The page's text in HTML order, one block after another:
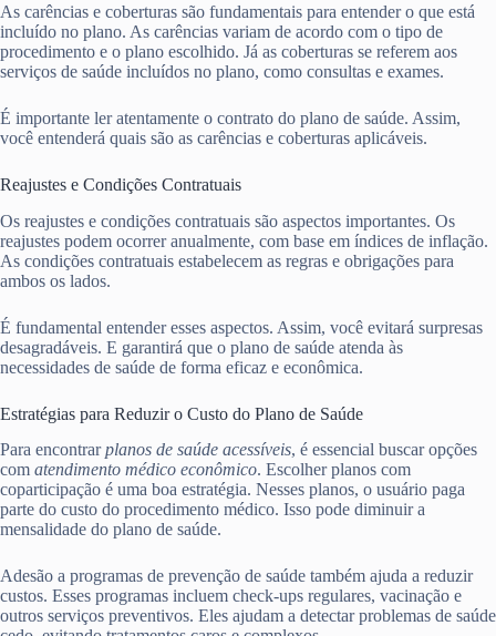
As carências e coberturas são fundamentais para entender o que está
incluído no plano. As carências variam de acordo com o tipo de
procedimento e o plano escolhido. Já as coberturas se referem aos
serviços de saúde incluídos no plano, como consultas e exames.
É importante ler atentamente o contrato do plano de saúde. Assim,
você entenderá quais são as carências e coberturas aplicáveis.
Reajustes e Condições Contratuais
Os reajustes e condições contratuais são aspectos importantes. Os
reajustes podem ocorrer anualmente, com base em índices de inflação.
As condições contratuais estabelecem as regras e obrigações para
ambos os lados.
É fundamental entender esses aspectos. Assim, você evitará surpresas
desagradáveis. E garantirá que o plano de saúde atenda às
necessidades de saúde de forma eficaz e econômica.
Estratégias para Reduzir o Custo do Plano de Saúde
Para encontrarplanos de saúde acessíveis, é essencial buscar opções
com atendimento médico econômico. Escolher planos com
coparticipação é uma boa estratégia. Nesses planos, o usuário paga
parte do custo do procedimento médico. Isso pode diminuir a
mensalidade do plano de saúde.
Adesão a programas de prevenção de saúde também ajuda a reduzir
custos. Esses programas incluem check-ups regulares, vacinação e
outros serviços preventivos. Eles ajudam a detectar problemas de saúde